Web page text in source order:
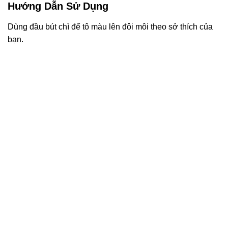
Hướng Dẫn Sử Dụng
Dùng đầu bút chì để tô màu lên đôi môi theo sở thích của
bạn.